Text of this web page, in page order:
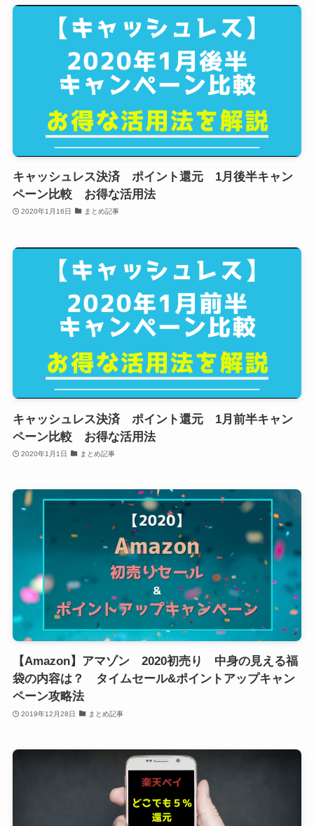
キャッシュレス決済 ポイント還元 1月後半キャン
ペーン比較 お得な活用法
2020年1月16日 まとめ記事
キャッシュレス決済 ポイント還元 1月前半キャン
ペーン比較 お得な活用法
2020年1月1日 まとめ記事
【Amazon】アマゾン 2020初売り 中身の見える福
袋の内容は？ タイムセール&ポイントアップキャン
ペーン攻略法
2019年12月28日 まとめ記事